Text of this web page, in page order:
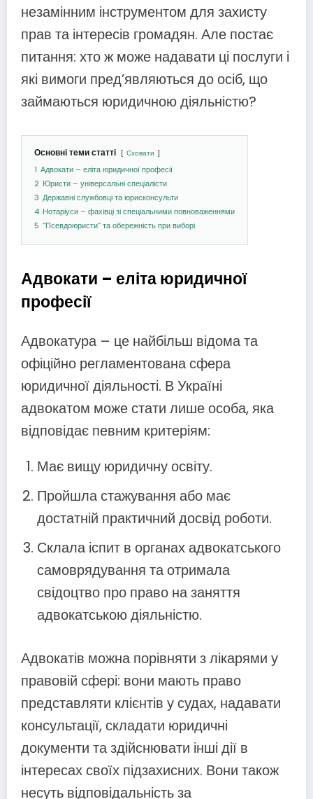
незамінним інструментом для захисту
прав та інтересів громадян. Але постає
питання: хто ж може надавати ці послуги і
які вимоги пред’являються до осіб, що
займаються юридичною діяльністю?
Основні теми статті Сховати
1 Адвокати – еліта юридичної професії
2 Юристи – універсальні спеціалісти
3 Державні службовці та юрисконсульти
4 Нотаріуси – фахівці зі спеціальними повноваженнями
5 “Псевдоюристи” та обережність при виборі
Адвокати – еліта юридичної
професії
Адвокатура – це найбільш відома та
офіційно регламентована сфера
юридичної діяльності. В Україні
адвокатом може стати лише особа, яка
відповідає певним критеріям:
Має вищу юридичну освіту.
Пройшла стажування або має
достатній практичний досвід роботи.
Склала іспит в органах адвокатського
самоврядування та отримала
свідоцтво про право на заняття
адвокатською діяльністю.
Адвокатів можна порівняти з лікарями у
правовій сфері: вони мають право
представляти клієнтів у судах, надавати
консультації, складати юридичні
документи та здійснювати інші дії в
інтересах своїх підзахисних. Вони також
несуть відповідальність за